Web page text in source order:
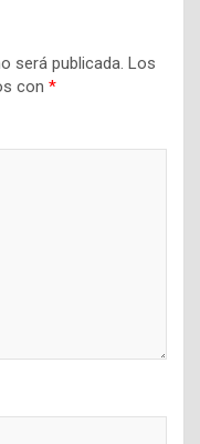
será publicada. Los
con *